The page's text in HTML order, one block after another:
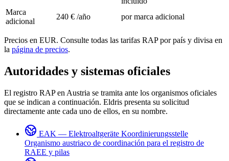
Marca
adicional
240 € /año por marca adicional
Precios en EUR. Consulte todas las tarifas RAP por país y divisa en
la página de precios.
Autoridades y sistemas oficiales
El registro RAP en Austria se tramita ante los organismos oficiales
que se indican a continuación. Eldris presenta su solicitud
directamente ante cada uno de ellos, en su nombre.
EAK — Elektroaltgeräte Koordinierungsstelle
Organismo austriaco de coordinación para el registro de
RAEE y pilas